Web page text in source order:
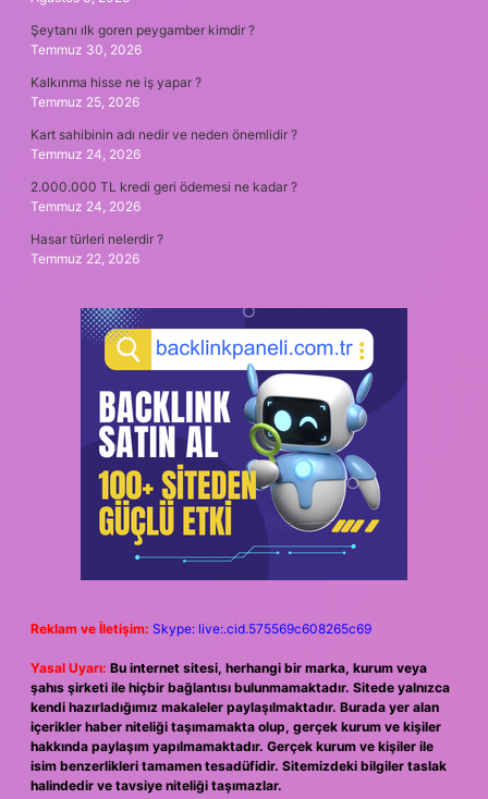
Şeytanı ılk goren peygamber kimdir ?
Temmuz 30, 2026
Kalkınma hisse ne iş yapar ?
Temmuz 25, 2026
Kart sahibinin adı nedir ve neden önemlidir ?
Temmuz 24, 2026
2.000.000 TL kredi geri ödemesi ne kadar ?
Temmuz 24, 2026
Hasar türleri nelerdir ?
Temmuz 22, 2026
Reklam ve İletişim: Skype: live:.cid.575569c608265c69
Yasal Uyarı: Bu internet sitesi, herhangi bir marka, kurum veya
şahıs şirketi ile hiçbir bağlantısı bulunmamaktadır. Sitede yalnızca
kendi hazırladığımız makaleler paylaşılmaktadır. Burada yer alan
içerikler haber niteliği taşımamakta olup, gerçek kurum ve kişiler
hakkında paylaşım yapılmamaktadır. Gerçek kurum ve kişiler ile
isim benzerlikleri tamamen tesadüfidir. Sitemizdeki bilgiler taslak
halindedir ve tavsiye niteliği taşımazlar.